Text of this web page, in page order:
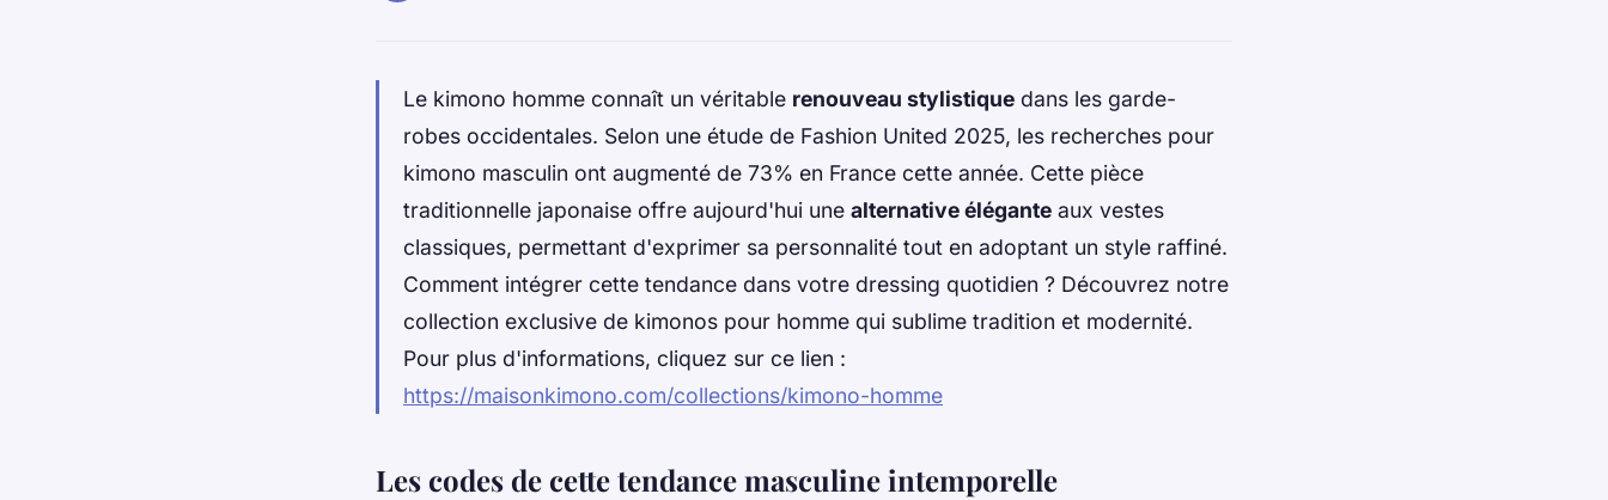
Le kimono homme connaît un véritable renouveau stylistique dans les garde-
robes occidentales. Selon une étude de Fashion United 2025, les recherches pour
kimono masculin ont augmenté de 73% en France cette année. Cette pièce
traditionnelle japonaise offre aujourd'hui une alternative élégante aux vestes
classiques, permettant d'exprimer sa personnalité tout en adoptant un style raffiné.
Comment intégrer cette tendance dans votre dressing quotidien ? Découvrez notre
collection exclusive de kimonos pour homme qui sublime tradition et modernité.
Pour plus d'informations, cliquez sur ce lien :
https://maisonkimono.com/collections/kimono-homme
Les codes de cette tendance masculine intemporelle